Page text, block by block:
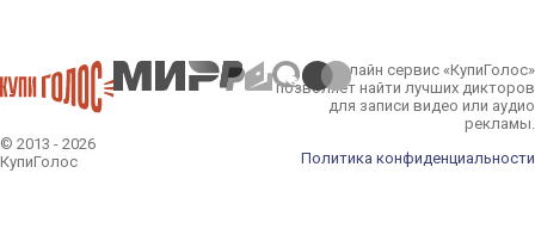
© 2013 - 2026
КупиГолос
Онлайн сервис «КупиГолос»
позволяет найти лучших дикторов
для записи видео или аудио
рекламы.
Политика конфиденциальности